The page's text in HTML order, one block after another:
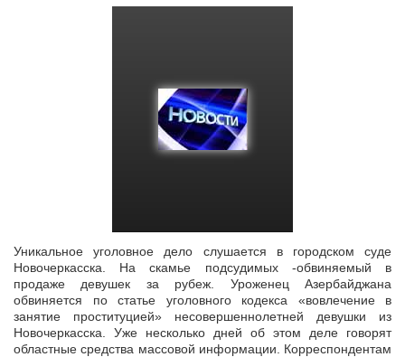
Уникальное уголовное дело слушается в городском суде
Новочеркасска. На скамье подсудимых -обвиняемый в
продаже девушек за рубеж. Уроженец Азербайджана
обвиняется по статье уголовного кодекса «вовлечение в
занятие проституцией» несовершеннолетней девушки из
Новочеркасска. Уже несколько дней об этом деле говорят
областные средства массовой информации. Корреспондентам